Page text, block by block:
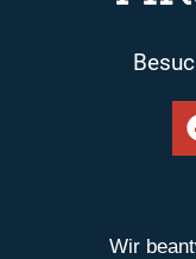
Wir